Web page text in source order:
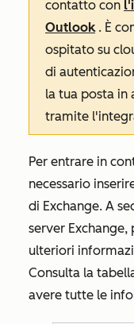
contatto con
Outlook. È
ospitato su
di
la tua posta in
tramite
Per entrare in
necessario
di Exchange. A
server Exchange,
ulteriori
Consulta la
avere tutte le